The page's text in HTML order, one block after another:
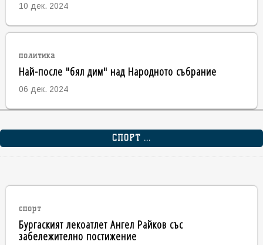
10 дек. 2024
политика
Най-после "бял дим" над Народното събрание
06 дек. 2024
СПОРТ ...
спорт
Бургаският лекоатлет Ангел Райков със
забележително постижение